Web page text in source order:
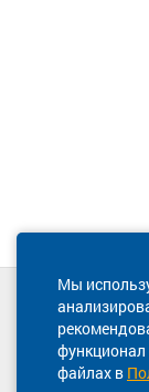
Мы
функционал
файлах в